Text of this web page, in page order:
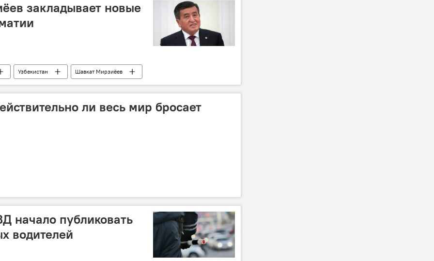
закладывает новые
Узбекистан
Шавкат Мирзиёев
дипломатия
Центральная Азия
ли весь мир бросает
начало публиковать
водителей